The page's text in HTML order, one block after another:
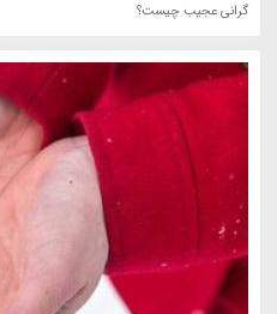
گرانی عجیب چیست؟